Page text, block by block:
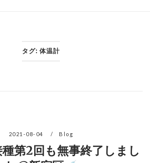
タグ: 体温計
2021-08-04 Blog
第2回も無事終了しまし